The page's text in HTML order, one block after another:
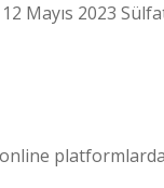
Mayıs 2023